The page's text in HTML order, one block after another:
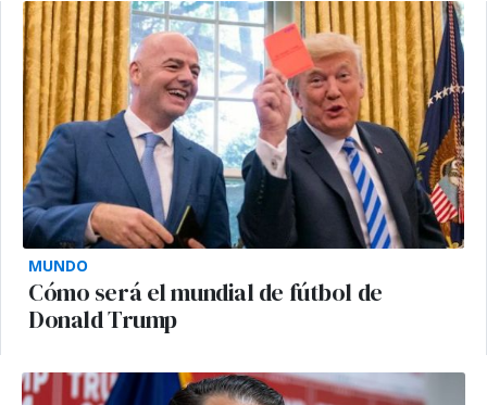
MUNDO
Cómo será el mundial de fútbol de
Donald Trump